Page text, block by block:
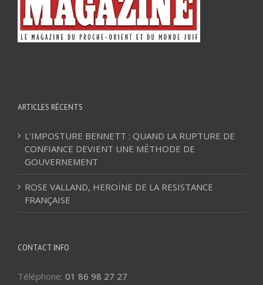
ARTICLES RÉCENTS
L’IMPOSTURE BENNETT : QUAND LA RUPTURE DE
CONFIANCE DEVIENT UNE MÉTHODE DE
GOUVERNEMENT
ROSE VALLAND, HEROÏNE DE LA RESISTANCE
FRANÇAISE
CONTACT INFO
Téléphone: 01 86 98 27 27